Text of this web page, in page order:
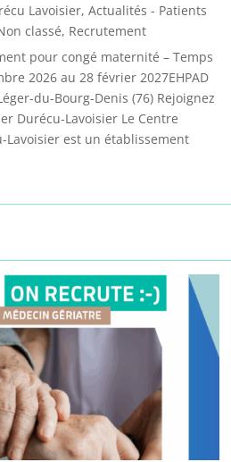
Lavoisier, Actualités - Patients
classé, Recrutement
pour congé maternité – Temps
2026 au 28 février 2027EHPAD
du-Bourg-Denis (76) Rejoignez
Durécu-Lavoisier Le Centre
Lavoisier est un établissement